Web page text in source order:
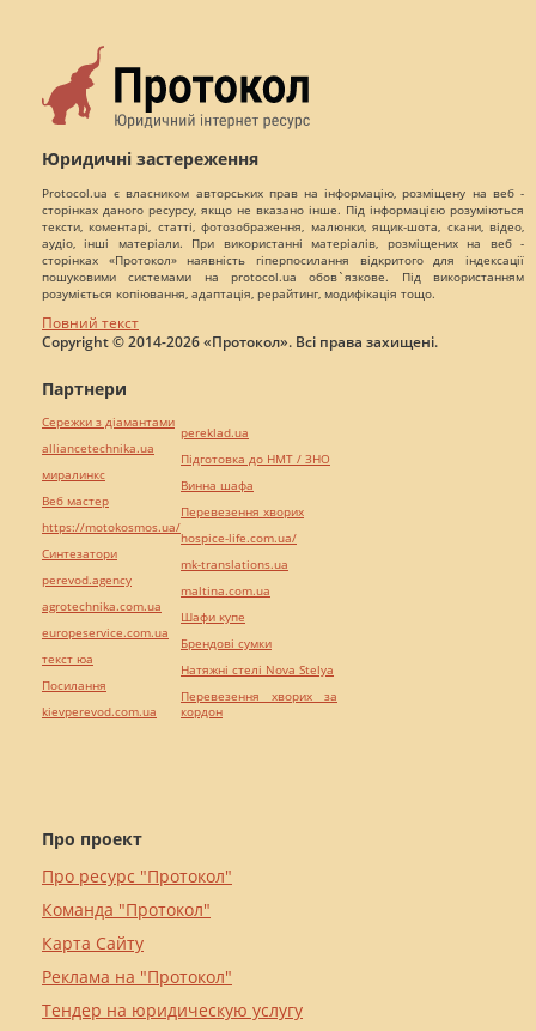
Юридичні застереження
Protocol.ua є власником авторських прав на інформацію, розміщену на веб -
сторінках даного ресурсу, якщо не вказано інше. Під інформацією розуміються
тексти, коментарі, статті, фотозображення, малюнки, ящик-шота, скани, відео,
аудіо, інші матеріали. При використанні матеріалів, розміщених на веб -
сторінках «Протокол» наявність гіперпосилання відкритого для індексації
пошуковими системами на protocol.ua обов`язкове. Під використанням
розуміється копіювання, адаптація, рерайтинг, модифікація тощо.
Повний текст
Copyright © 2014-2026 «Протокол». Всі права захищені.
Про проект
Про ресурс "Протокол"
Команда "Протокол"
Карта Сайту
Реклама на "Протокол"
Тендер на юридическую услугу
Партнери
Сережки з діамантами
alliancetechnika.ua
миралинкс
Веб мастер
https://motokosmos.ua/
Синтезатори
perevod.agency
agrotechnika.com.ua
europeservice.com.ua
текст юа
Посилання
kievperevod.com.ua
pereklad.ua
Підготовка до НМТ / ЗНО
Винна шафа
Перевезення хворих
hospice-life.com.ua/
mk-translations.ua
maltina.com.ua
Шафи купе
Брендові сумки
Натяжні стелі Nova Stelya
Перевезення хворих за
кордон